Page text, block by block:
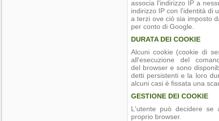
associa l'indirizzo IP a
indirizzo IP con l'identità di
a terzi ove ciò sia imposto
per conto di Google.
DURATA DEI COOKIE
Alcuni cookie (cookie di
all'esecuzione del
del browser e sono
detti persistenti e la loro
alcuni casi è fissata una
GESTIONE DEI COOKIE
L'utente può decidere se
proprio browser.